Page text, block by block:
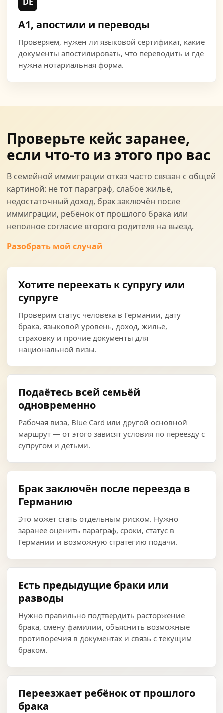
A1, апостили и переводы
Проверяем, нужен ли языковой сертификат, какие
документы апостилировать, что переводить и где
нужна нотариальная форма.
Проверьте кейс заранее,
если что-то из этого про вас
В семейной иммиграции отказ часто связан с общей
картиной: не тот параграф, слабое жильё,
недостаточный доход, брак заключён после
иммиграции, ребёнок от прошлого брака или
неполное согласие второго родителя на выезд.
Разобрать мой случай
Хотите переехать к супругу или
супруге
Проверим статус человека в Германии, дату
брака, языковой уровень, доход, жильё,
страховку и прочие документы для
национальной визы.
Подаётесь всей семьёй
одновременно
Рабочая виза, Blue Card или другой основной
маршрут — от этого зависят условия по переезду с
супругом и детьми.
Брак заключён после переезда в
Германию
Это может стать отдельным риском. Нужно
заранее оценить параграф, сроки, статус в
Германии и возможную стратегию подачи.
Есть предыдущие браки или
разводы
Нужно правильно подтвердить расторжение
брака, смену фамилии, объяснить возможные
противоречия в документах и связь с текущим
браком.
Переезжает ребёнок от прошлого
брака